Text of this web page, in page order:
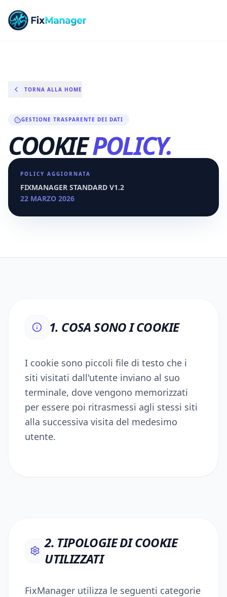
TORNA ALLA HOME
GESTIONE TRASPARENTE DEI DATI
COOKIEPOLICY.
POLICY AGGIORNATA
FIXMANAGER STANDARD V1.2
22 MARZO 2026
1. COSA SONO I COOKIE
I cookie sono piccoli file di testo che i
siti visitati dall'utente inviano al suo
terminale, dove vengono memorizzati
per essere poi ritrasmessi agli stessi siti
alla successiva visita del medesimo
utente.
2. TIPOLOGIE DI COOKIE
UTILIZZATI
FixManager utilizza le seguenti categorie